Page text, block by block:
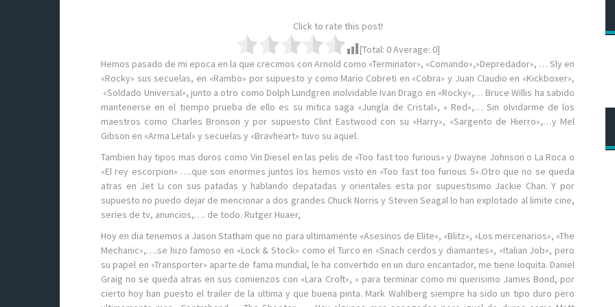
Click to rate this post!
[Total: 0Average: 0]
Hemos pasado de mi epoca en la que crecimos con Arnold como «Terminator», «Comando»,»Depredador», … Sly en
«Rocky» sus secuelas, en «Rambo» por supuesto y como Mario Cobreti en «Cobra» y Juan Claudio en «Kickboxer»,
«Soldado Universal», junto a otro como Dolph Lundgren inolvidable Ivan Drago en «Rocky»,… Bruce Willis ha sabido
mantenerse en el tiempo prueba de ello es su mitica saga «Jungla de Cristal», » Red»,… Sin olvidarme de los
maestros como Charles Bronson y por supuesto Clint Eastwood con su «Harry», «Sargento de Hierro»,…y Mel
Gibson en «Arma Letal» y secuelas y «Bravheart» tuvo su aquel.
Tambien hay tipos mas duros como Vin Diesel en las pelis de «Too fast too furious» y Dwayne Johnson o La Roca o
«El rey escorpion» ….que son enormes juntos los hemos visto en «Too fast too furious 5».Otro que no se queda
atras en Jet Li con sus patadas y hablando depatadas y orientales esta por supuestisimo Jackie Chan. Y por
supuesto no puedo dejar de mencionar a dos grandes Chuck Norris y Steven Seagal lo han explotado al limite cine,
series de tv, anuncios,…. de todo. Rutger Huaer,
Hoy en dia tenemos a Jason Statham que no para ultimamente «Asesinos de Elite», «Blitz», «Los mercenarios», «The
Mechanic»,….se hizo famoso en «Lock & Stock» como el Turco en «Snach cerdos y diamantes», «Italian Job», pero
su papel en «Transporter» aparte de fama mundial, le ha convertido en un duro encantador, me tiene loquita. Daniel
Graig no se queda atras en sus comienzos con «Lara Croft», » para terminar como mi querisimo James Bond, por
cierto hoy han puesto el trailer de la ultima y que buena pinta. Mark Wahlberg siempre ha sido un tipo duro pero